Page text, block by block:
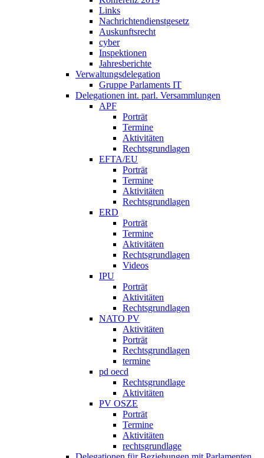
Links
Nachrichtendienstgesetz
Auskunftsrecht
cyber
Inspektionen
Jahresberichte
Verwaltungsdelegation
Gruppe Parlaments IT
Delegationen int. parl. Versammlungen
APF
Porträt
Termine
Aktivitäten
Rechtsgrundlagen
EFTA/EU
Porträt
Termine
Aktivitäten
Rechtsgrundlagen
ERD
Porträt
Termine
Aktivitäten
Rechtsgrundlagen
Videos
IPU
Porträt
Aktivitäten
Rechtsgrundlagen
NATO PV
Aktivitäten
Porträt
Rechtsgrundlagen
termine
pd oecd
Rechtsgrundlage
Aktivitäten
PV OSZE
Porträt
Termine
Aktivitäten
rechtsgrundlage